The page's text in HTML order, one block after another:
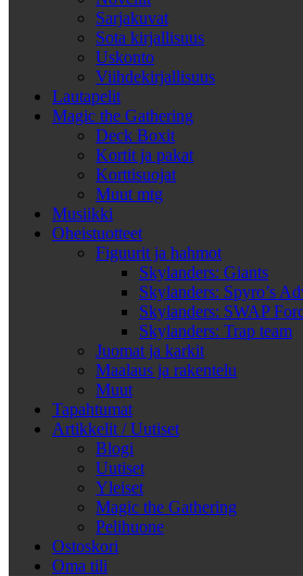
Sarjakuvat
Sota kirjallisuus
Uskonto
Viihdekirjallisuus
Lautapelit
Magic the Gathering
Deck Boxit
Kortit ja pakat
Korttisuojat
Muut mtg
Musiikki
Oheistuotteet
Figuurit ja hahmot
Skylanders: Giants
Skylanders: Spyro’s
Skylanders: SWAP
Skylanders: Trap team
Juomat ja karkit
Maalaus ja rakentelu
Muut
Tapahtumat
Artikkelit / Uutiset
Blogi
Uutiset
Yleiset
Magic the Gathering
Pelihuone
Ostoskori
Oma tili